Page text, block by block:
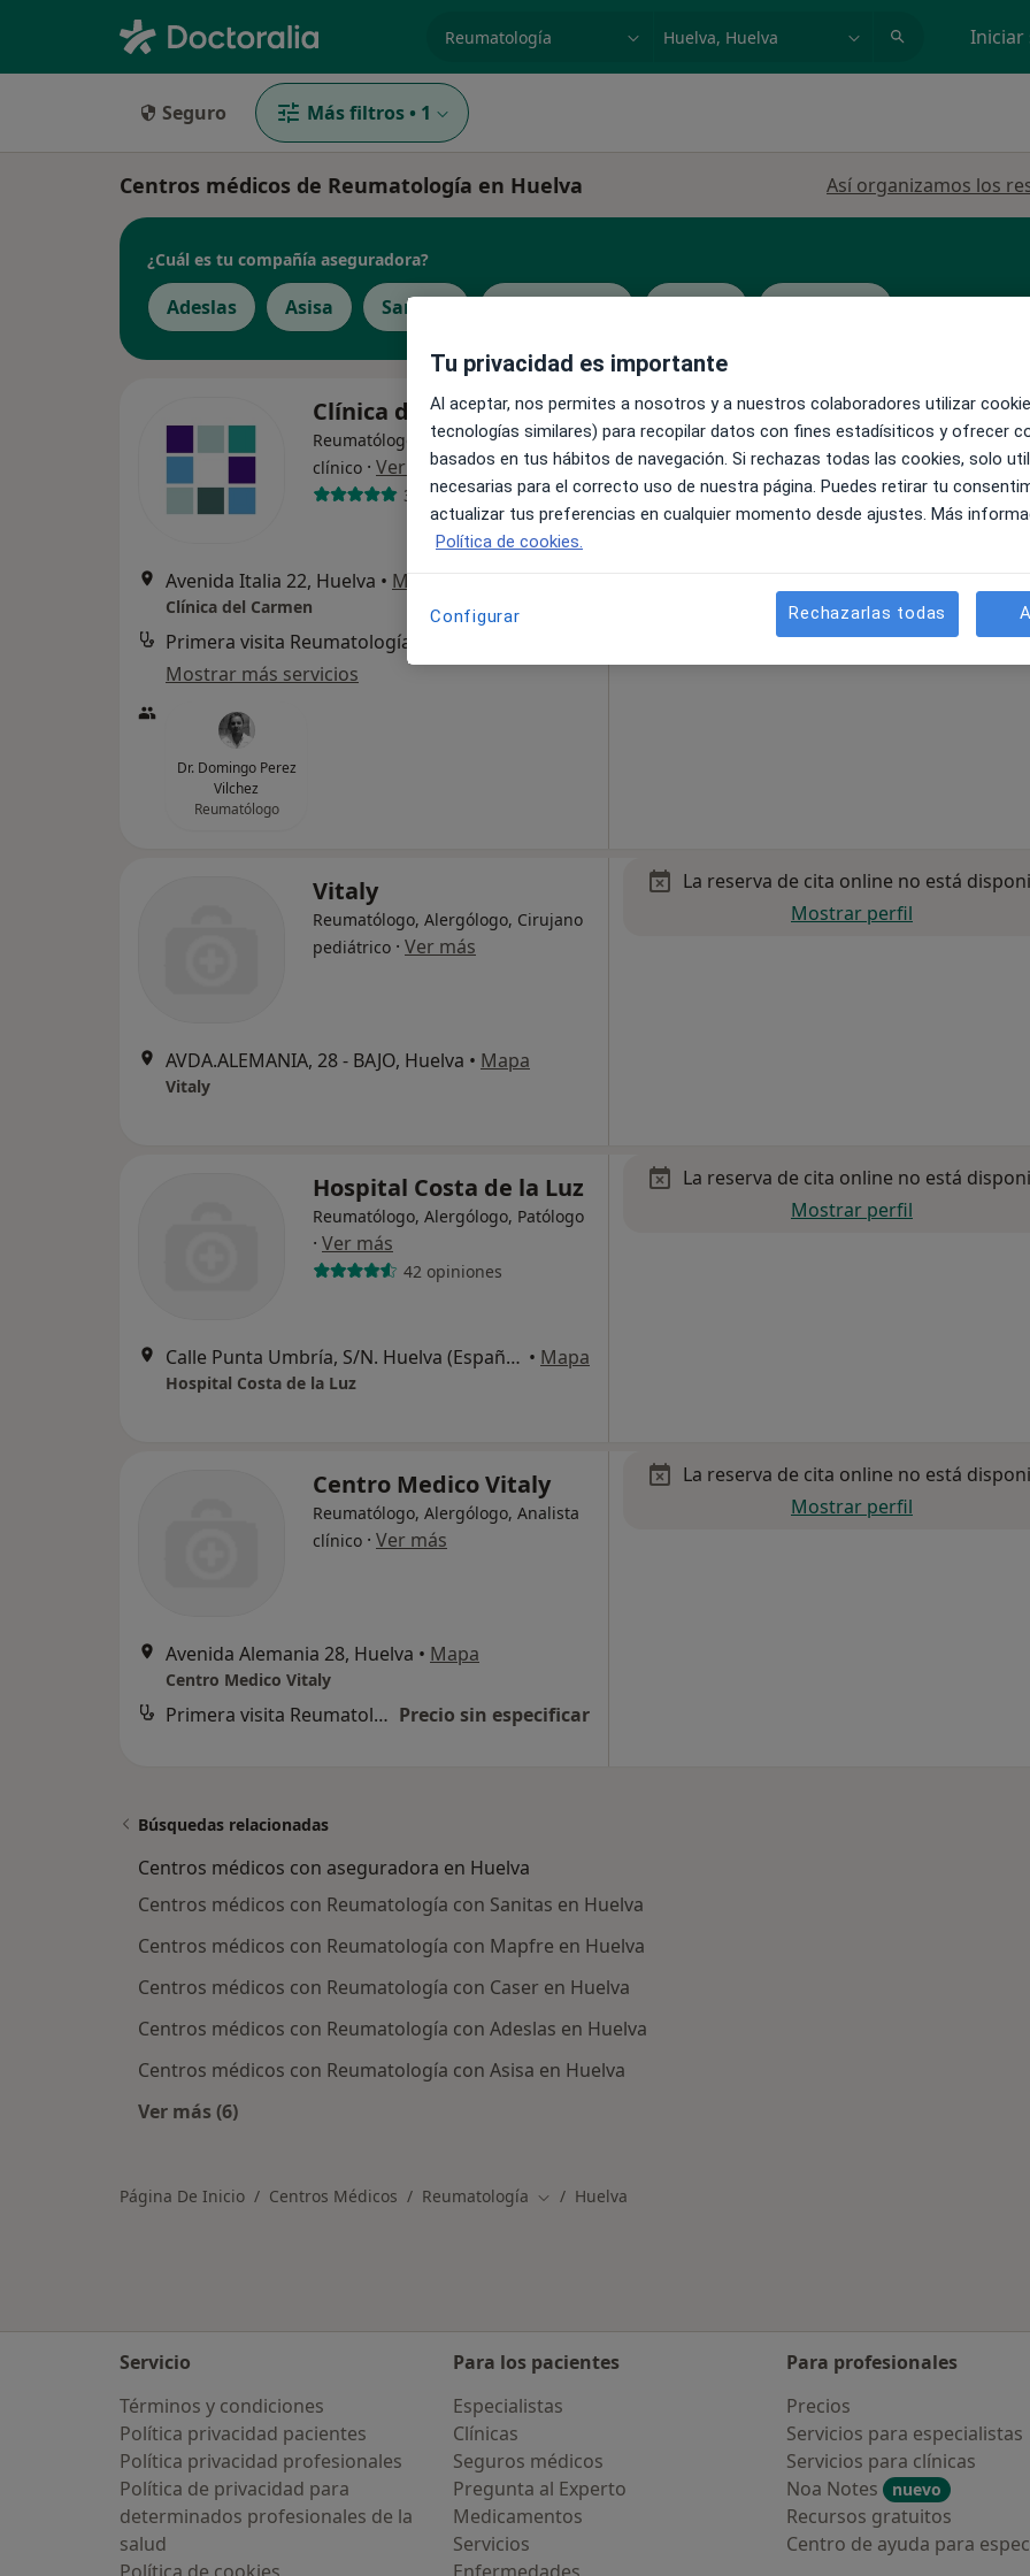
especialidad, enfermedad o nombre Iniciar
Seguro Más filtros • 1
Centros médicos de Reumatología en Huelva Así organizamos los
¿Cuál es tu compañía aseguradora?
Adeslas Asisa Sanitas
Clínica del Carmen
Reumatólogo, Alergólogo, Analista
clínico · Ver más
3939 opiniones
Avenida Italia 22, Huelva • Mapa
Clínica del Carmen
Primera visita Reumatología
Mostrar más servicios
Dr. Domingo Perez
Vilchez
Reumatólogo
La reserva de cita online no está
Mostrar perfil
Vitaly
Reumatólogo, Alergólogo, Cirujano
pediátrico · Ver más
AVDA.ALEMANIA, 28 - BAJO, Huelva • Mapa
Vitaly
La reserva de cita online no está
Mostrar perfil
Hospital Costa de la Luz
Reumatólogo, Alergólogo, Patólogo
· Ver más
42 opiniones
Calle Punta Umbría, S/N. Huelva (España), Huelva • Mapa
Hospital Costa de la Luz
La reserva de cita online no está
Mostrar perfil
Centro Medico Vitaly
Reumatólogo, Alergólogo, Analista
clínico · Ver más
Avenida Alemania 28, Huelva • Mapa
Centro Medico Vitaly
Primera visita Reumatología Precio sin especificar
La reserva de cita online no está
Mostrar perfil
Búsquedas relacionadas
Centros médicos con aseguradora en Huelva
Centros médicos con Reumatología con Sanitas en Huelva
Centros médicos con Reumatología con Mapfre en Huelva
Centros médicos con Reumatología con Caser en Huelva
Centros médicos con Reumatología con Adeslas en Huelva
Centros médicos con Reumatología con Asisa en Huelva
Ver más (6)
Página De Inicio Centros Médicos Reumatología Cambiar de ciudad
Huelva
Servicio
Términos y condiciones
Política privacidad pacientes
Política privacidad profesionales
Política de privacidad para
determinados profesionales de la
salud
Para los pacientes
Especialistas
Clínicas
Seguros médicos
Pregunta al Experto
Medicamentos
Servicios
Para profesionales
Precios
Servicios para especialistas
Servicios para clínicas
Noa Notes
nuevo
Recursos gratuitos
Centro de ayuda para
Tu privacidad es importante
Al aceptar, nos permites a nosotros y a nuestros colaboradores utilizar
tecnologías similares) para recopilar datos con fines estadísiticos y ofrecer
basados en tus hábitos de navegación. Si rechazas todas las cookies, solo
necesarias para el correcto uso de nuestra página. Puedes retirar tu
actualizar tus preferencias en cualquier momento desde ajustes. Más
Política de cookies.
Configurar Rechazarlas todas